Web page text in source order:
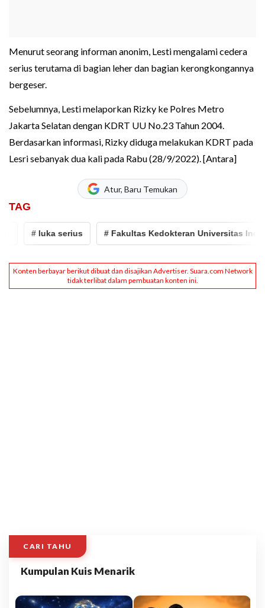
Menurut seorang informan anonim, Lesti mengalami cedera
serius terutama di bagian leher dan bagian kerongkongannya
bergeser.
Sebelumnya, Lesti melaporkan Rizky ke Polres Metro
Jakarta Selatan dengan KDRT UU No.23 Tahun 2004.
Berdasarkan informasi, Rizky diduga melakukan KDRT pada
Lesri sebanyak dua kali pada Rabu (28/9/2022). [Antara]
Atur, Baru Temukan
TAG
# luka serius # Fakultas Kedokteran Universitas
CARI TAHU
Kumpulan Kuis Menarik